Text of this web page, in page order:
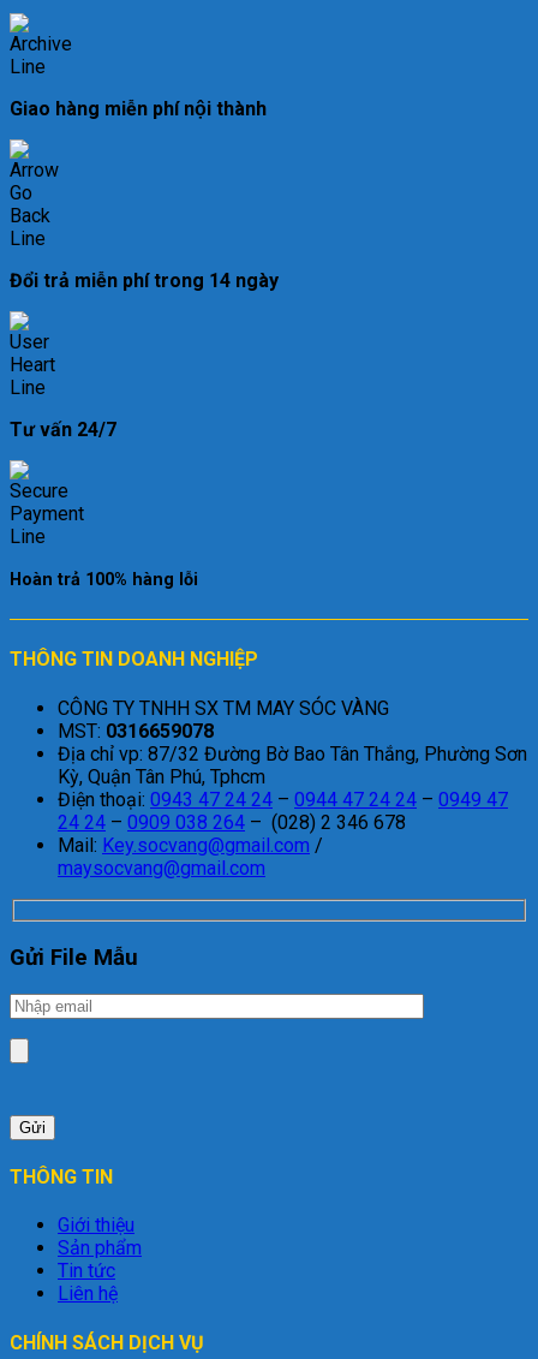
Giao hàng miễn phí nội thành
Đổi trả miễn phí trong 14 ngày
Tư vấn 24/7
Hoàn trả 100% hàng lỗi
THÔNG TIN DOANH NGHIỆP
CÔNG TY TNHH SX TM MAY SÓC VÀNG
MST: 0316659078
Địa chỉ vp: 87/32 Đường Bờ Bao Tân Thắng, Phường Sơn
Kỳ, Quận Tân Phú, Tphcm
Điện thoại: 0943 47 24 24 – 0944 47 24 24 – 0949 47
24 24 – 0909 038 264 – (028) 2 346 678
Mail: Key.socvang@gmail.com /
maysocvang@gmail.com
Gửi File Mẫu
THÔNG TIN
Giới thiệu
Sản phẩm
Tin tức
Liên hệ
CHÍNH SÁCH DỊCH VỤ